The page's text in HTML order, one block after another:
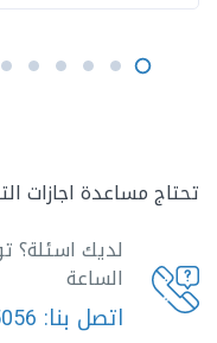
تحتاج مساعدة اجازات
لديك اسئلة؟
الساعة
اتصل بنا: